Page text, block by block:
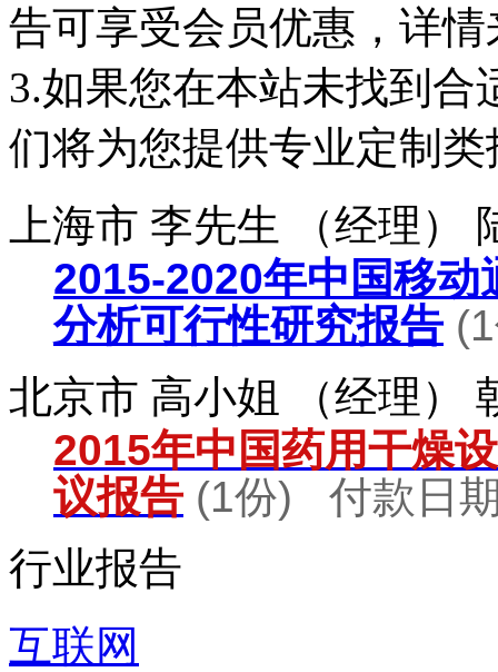
告可享受会员优惠，详
3.如果您在本站未找到
们将为您提供专业定制类
上海市 李先生 （经理）
2015-2020年中国移
分析可行性研究报告(1
北京市 高小姐 （经理）
2015年中国药用干燥
议报告 (1份) 付款日
行业报告
互联网